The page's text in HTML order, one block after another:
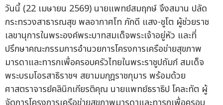
วันนี้ (22 เมษายน 2569) นายแพทย์สมฤกษ์ จึงสมาน ปลัด
กระทรวงสาธารณสุข พลอากาศโท ภักดี แสง-ชูโต ผู้ช่วยราช
เลขานุการในพระองค์พระบาทสมเด็จพระเจ้าอยู่หัว และที่
ปรึกษาคณะกรรมการอำนวยการโครงการเครือข่ายสุขภาพ
มารดาและทารกเพื่อครอบครัวไทยในพระราชูปถัมภ์ สมเด็จ
พระบรมโอรสาธิราชฯ สยามมกุฎราชกุมาร พร้อมด้วย
ศาสตราจารย์คลินิกเกียรติคุณ นายแพทย์ธราธิป โคละทัต ผู้